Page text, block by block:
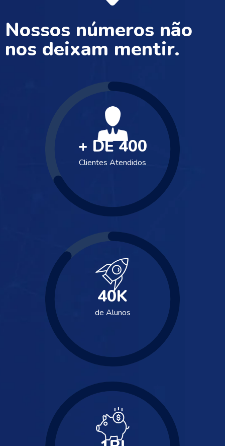
Nossos números não
nos deixam mentir.
Clientes Atendidos
400
+ DE
de Alunos
40K